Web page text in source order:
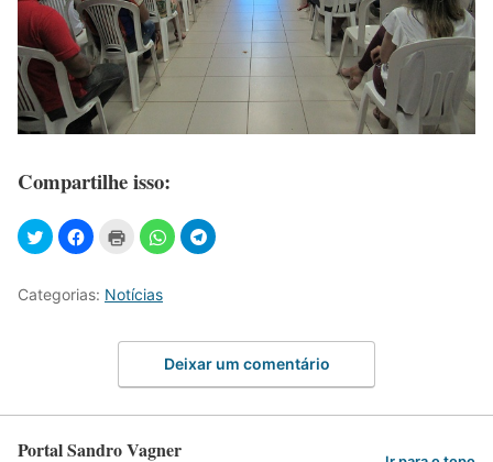
Compartilhe isso:
Categorias: Notícias
Deixar um comentário
Portal Sandro Vagner